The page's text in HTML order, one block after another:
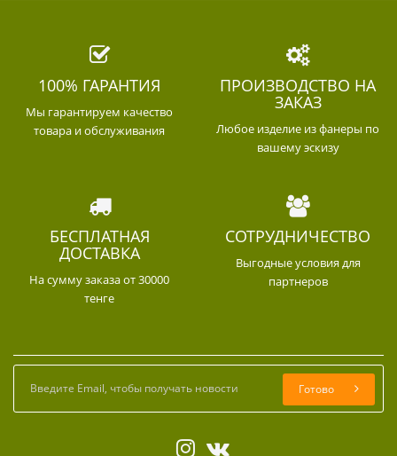
100% ГАРАНТИЯ
Мы гарантируем качество
товара и обслуживания
ПРОИЗВОДСТВО НА
ЗАКАЗ
Любое изделие из фанеры по
вашему эскизу
БЕСПЛАТНАЯ
ДОСТАВКА
На сумму заказа от 30000
тенге
СОТРУДНИЧЕСТВО
Выгодные условия для
партнеров
Готово